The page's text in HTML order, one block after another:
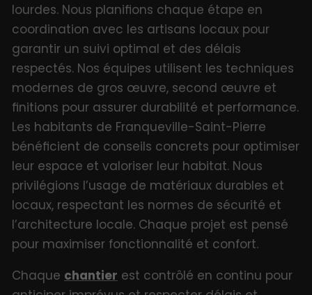
lourdes. Nous planifions chaque étape en
coordination avec les artisans locaux pour
garantir un suivi optimal et des délais
respectés. Nos équipes utilisent les techniques
modernes de gros œuvre, second œuvre et
finitions pour assurer durabilité et performance.
Les habitants de Franqueville-Saint-Pierre
bénéficient de conseils concrets pour optimiser
leur espace et valoriser leur habitat. Nous
privilégions l’usage de matériaux durables et
locaux, respectant les normes de sécurité et
l’architecture locale. Chaque projet est pensé
pour maximiser fonctionnalité et confort.
Chaque chantier est contrôlé en continu pour